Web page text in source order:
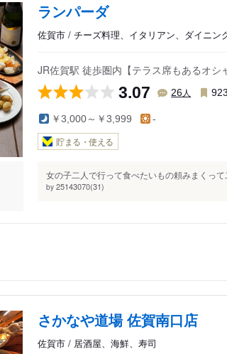
ランパーダ
佐賀市 / チーズ料理、イタリアン、ダイニン
JR佐賀駅 徒歩圏内【テラス席もあるオ
3.07 26人 923
￥3,000～￥3,999 -
貯まる・使える
女の子二人で行って食べたいもの頼みまくっ
by 25143070(31)
さかなや道場 佐賀南口店
佐賀市 / 居酒屋、海鮮、寿司